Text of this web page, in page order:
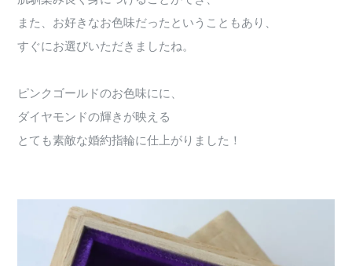
また、お好きなお色味だったということもあり、
すぐにお選びいただきましたね。
ピンクゴールドのお色味にに、
ダイヤモンドの輝きが映える
とても素敵な婚約指輪に仕上がりました！